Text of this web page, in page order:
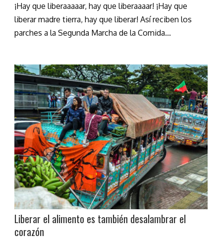
¡Hay que liberaaaaar, hay que liberaaaar! ¡Hay que
liberar madre tierra, hay que liberar! Así reciben los
parches a la Segunda Marcha de la Comida...
Liberar el alimento es también desalambrar el
corazón